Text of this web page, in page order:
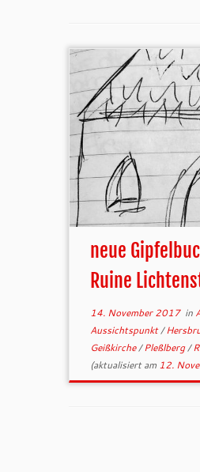
neue
Ruine
14. November 2017in
Aussichtspunkt/
Geißkirche/Pleßlberg/
(aktualisiert am 12.